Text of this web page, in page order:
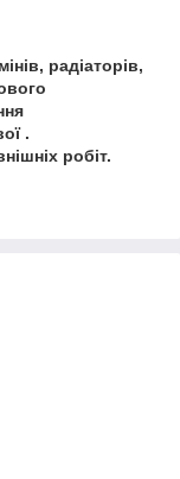
радіаторів,
.
робіт.